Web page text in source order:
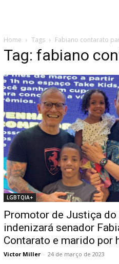
Home Tags Fabiano contarato
Tag: fabiano
LGBTQIA+
Promotor de Justiça do
indenizará senador
Contarato e marido por
Victor Miller - 24 de março de 2023